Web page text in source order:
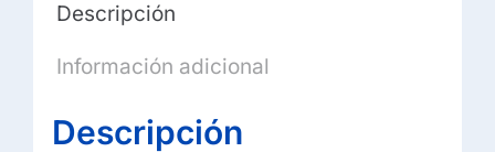
Descripción
Información adicional
Descripción